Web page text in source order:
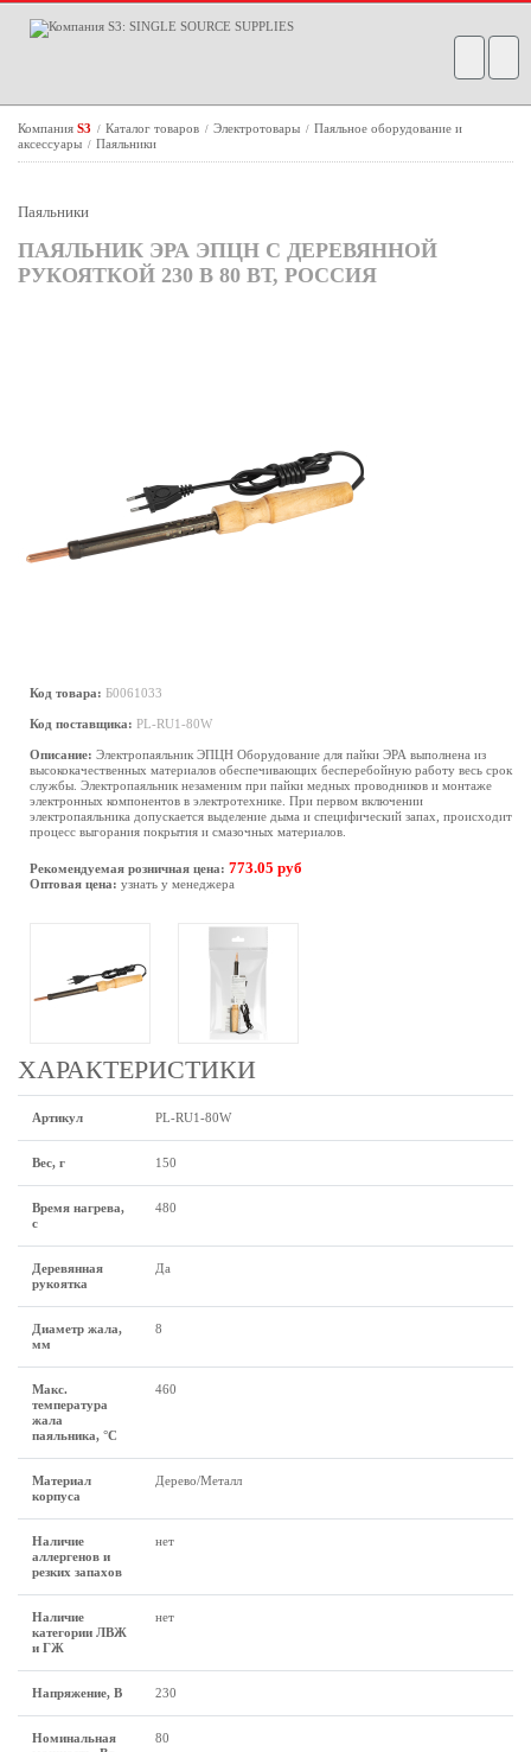
Компания S3 / Каталог товаров / Электротовары / Паяльное оборудование и
аксессуары / Паяльники
Паяльники
ПАЯЛЬНИК ЭРА ЭПЦН С ДЕРЕВЯННОЙ
РУКОЯТКОЙ 230 В 80 ВТ, РОССИЯ
Код товара: Б0061033
Код поставщика: PL-RU1-80W
Описание: Электропаяльник ЭПЦН Оборудование для пайки ЭРА выполнена из
высококачественных материалов обеспечивающих бесперебойную работу весь срок
службы. Электропаяльник незаменим при пайки медных проводников и монтаже
электронных компонентов в электротехнике. При первом включении
электропаяльника допускается выделение дыма и специфический запах, происходит
процесс выгорания покрытия и смазочных материалов.
Рекомендуемая розничная цена: 773.05 руб
Оптовая цена: узнать у менеджера
ХАРАКТЕРИСТИКИ
Артикул PL-RU1-80W
Вес, г 150
Время нагрева,
с
480
Деревянная
рукоятка
Да
Диаметр жала,
мм
8
Макс.
температура
жала
паяльника, °C
460
Материал
корпуса
Дерево/Металл
Наличие
аллергенов и
резких запахов
нет
Наличие
категории ЛВЖ
и ГЖ
нет
Напряжение, В 230
Номинальная
80